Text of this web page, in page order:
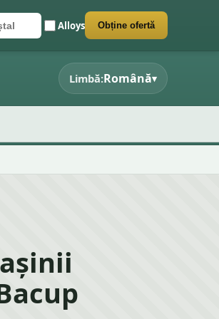
Alloys Obține ofertă
Limbă:Română▾